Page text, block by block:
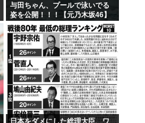
与田ちゃん、プールで泳いでる
姿を公開！！！【元乃木坂46】
日本をダメにした総理大臣、ワ